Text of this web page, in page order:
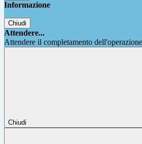
Informazione
Chiudi
Attendere...
Attendere il completamento
Chiudi